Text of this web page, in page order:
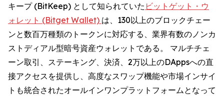
キープ (BitKeep) として知られていた ビットゲット・ウ
ォレット (Bitget Wallet) は、130以上のブロックチェー
ンと数百万種類のトークンに対応する、業界有数のノンカ
ストディアル型暗号資産ウォレットである。 マルチチェ
ーン取引、ステーキング、決済、2万以上のDAppsへの直
接アクセスを提供し、高度なスワップ機能や市場インサイ
トも統合されたオールインワンプラットフォームとなって